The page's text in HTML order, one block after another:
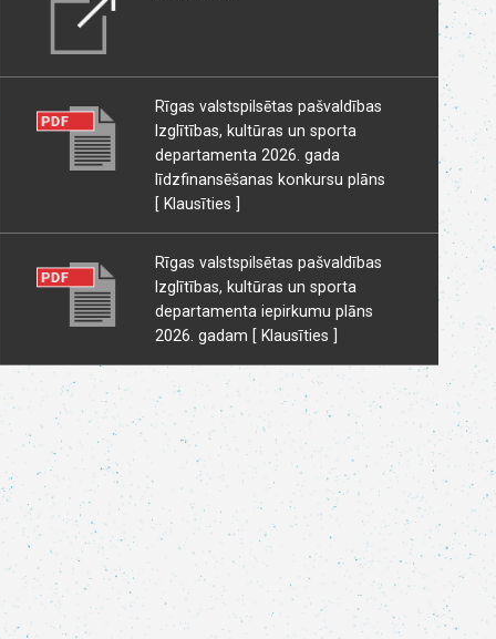
Rīgas valstspilsētas pašvaldības
Izglītības, kultūras un sporta
departamenta 2026. gada
līdzfinansēšanas konkursu plāns
[ Klausīties ]
Rīgas valstspilsētas pašvaldības
Izglītības, kultūras un sporta
departamenta iepirkumu plāns
2026. gadam [ Klausīties ]